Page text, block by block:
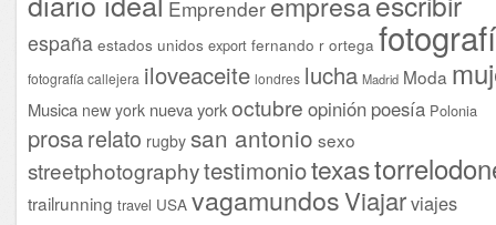
Emprender
españa estados unidos export fernando r ortega
fotografía callejera iloveaceite londres lucha Madrid Moda
Musica new york nueva yorkoctubre opinión poesía Polonia
prosarelato rugby san antonio sexo
streetphotographytestimoniotexas
trailrunning travel USA vagamundosViajarviajes